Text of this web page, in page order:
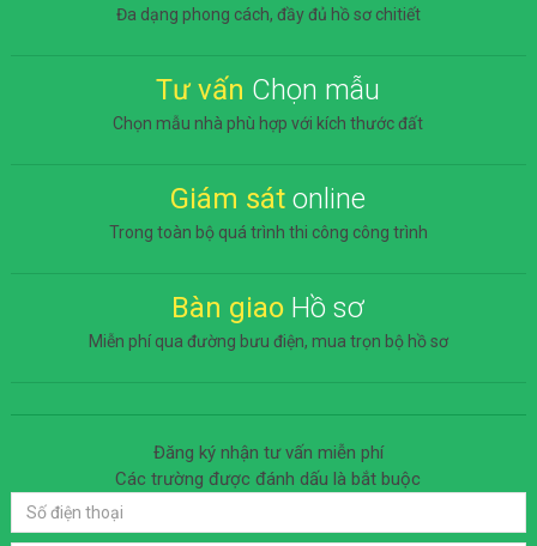
Đa dạng phong cách, đầy đủ hồ sơ chitiết
Tư vấn Chọn mẫu
Chọn mẫu nhà phù hợp với kích thước đất
Giám sát online
Trong toàn bộ quá trình thi công công trình
Bàn giao Hồ sơ
Miễn phí qua đường bưu điện, mua trọn bộ hồ sơ
Đăng ký nhận tư vấn miễn phí
Các trường được đánh dấulà bắt buộc